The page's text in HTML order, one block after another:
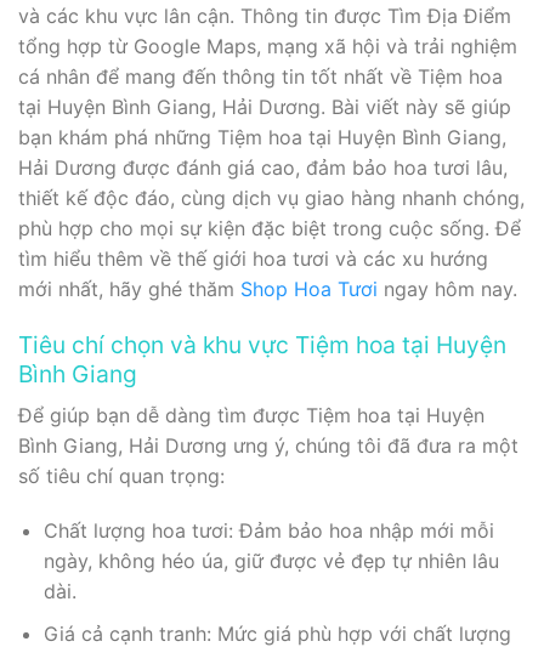
và các khu vực lân cận. Thông tin được Tìm Địa Điểm
tổng hợp từ Google Maps, mạng xã hội và trải nghiệm
cá nhân để mang đến thông tin tốt nhất về Tiệm hoa
tại Huyện Bình Giang, Hải Dương. Bài viết này sẽ giúp
bạn khám phá những Tiệm hoa tại Huyện Bình Giang,
Hải Dương được đánh giá cao, đảm bảo hoa tươi lâu,
thiết kế độc đáo, cùng dịch vụ giao hàng nhanh chóng,
phù hợp cho mọi sự kiện đặc biệt trong cuộc sống. Để
tìm hiểu thêm về thế giới hoa tươi và các xu hướng
mới nhất, hãy ghé thăm Shop Hoa Tươi ngay hôm nay.
Tiêu chí chọn và khu vực Tiệm hoa tại Huyện
Bình Giang
Để giúp bạn dễ dàng tìm được Tiệm hoa tại Huyện
Bình Giang, Hải Dương ưng ý, chúng tôi đã đưa ra một
số tiêu chí quan trọng:
Chất lượng hoa tươi: Đảm bảo hoa nhập mới mỗi
ngày, không héo úa, giữ được vẻ đẹp tự nhiên lâu
dài.
Giá cả cạnh tranh: Mức giá phù hợp với chất lượng